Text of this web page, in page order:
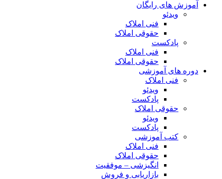
آموزش های رایگان
ویدئو
فنی املاک
حقوقی املاک
پادکست
فنی املاک
حقوقی املاک
دوره های آموزشی
فنی املاک
ویدئو
پادکست
حقوقی املاک
ویدئو
پادکست
کتب آموزشی
فنی املاک
حقوقی املاک
انگیزشی – موفقیت
بازاریابی و فروش